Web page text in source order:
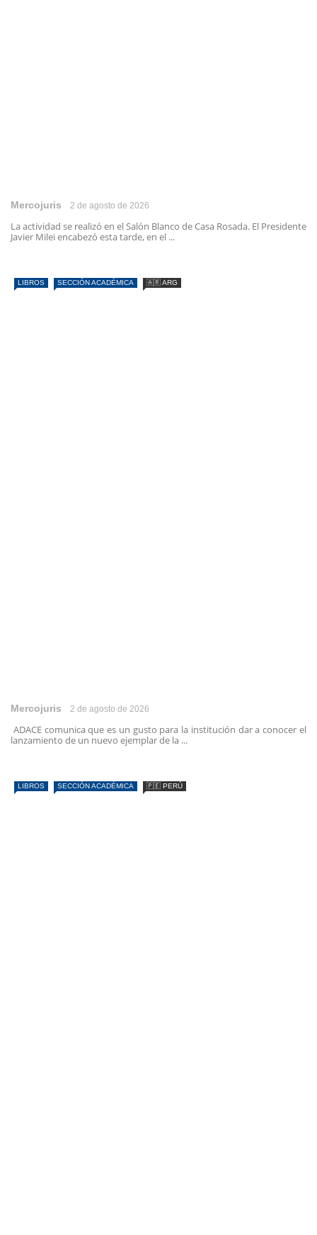
Mercojuris 2 de agosto de 2026
La actividad se realizó en el Salón Blanco de Casa Rosada. El Presidente
Javier Milei encabezó esta tarde, en el ...
LIBROS SECCIÓN ACADÉMICA 🇦🇷 ARG
Mercojuris 2 de agosto de 2026
ADACE comunica que es un gusto para la institución dar a conocer el
lanzamiento de un nuevo ejemplar de la ...
LIBROS SECCIÓN ACADÉMICA 🇵🇪 PERÚ